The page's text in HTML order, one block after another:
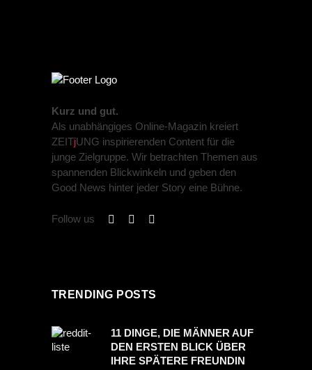
Kurz und gut.
Als unabhängiges Online-Magazin kreiert
ZEITjUNG inspirierenden Content für die
junge Zielgruppe. Wir betrachten Themen aus
spannenden Blickwinkeln und geben den
Good News hinter jeder Story eine Bühne.
Follow us
TRENDING POSTS
11 DINGE, DIE MÄNNER AUF
DEN ERSTEN BLICK ÜBER
IHRE SPÄTERE FREUNDIN